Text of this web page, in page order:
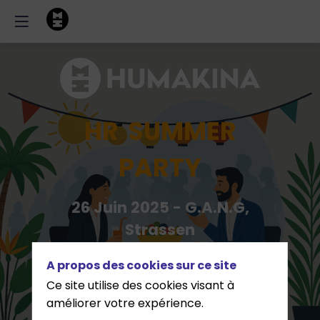
HR SUMMER
PARTY
26 Juin 2025 - G.A.N.G,
Strassen
Etre partenaire
A propos des cookies sur ce site
Ce site utilise des cookies visant à
améliorer votre expérience.